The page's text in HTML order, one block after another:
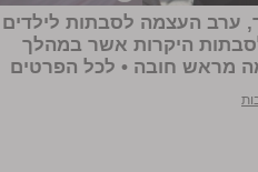
ערב העצמה לסבתות לילדים
היקרות אשר במהלך
מראש חובה • לכל הפרטים